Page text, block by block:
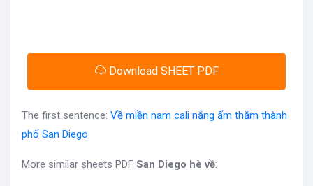
Download SHEET PDF
The first sentence: Về miền nam cali nắng ấm thăm thành
phố San Diego
More similar sheets PDF San Diego hè về: